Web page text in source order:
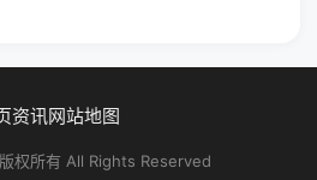
资讯网站地图
权所有 All Rights Reserved